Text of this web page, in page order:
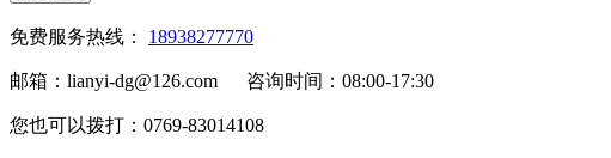
免费服务热线： 18938277770
邮箱：lianyi-dg@126.com 咨询时间：08:00-17:30
您也可以拨打：0769-83014108